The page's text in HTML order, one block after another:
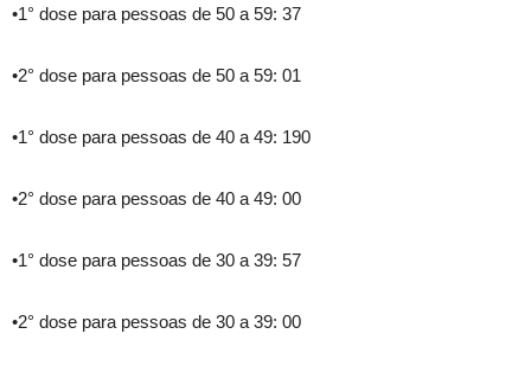
•1° dose para pessoas de 50 a 59: 37
•2° dose para pessoas de 50 a 59: 01
•1° dose para pessoas de 40 a 49: 190
•2° dose para pessoas de 40 a 49: 00
•1° dose para pessoas de 30 a 39: 57
•2° dose para pessoas de 30 a 39: 00